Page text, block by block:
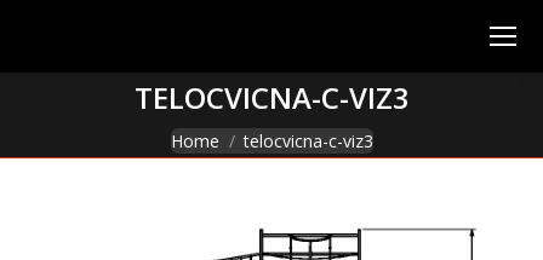
TELOCVICNA-C-VIZ3
You are here:
Home telocvicna-c-viz3